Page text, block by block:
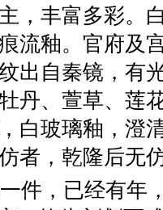
，丰富多彩。
流釉。官府及
出自秦镜，有
丹、萱草、莲
白玻璃釉，澄
者，乾隆后无
件，已经有年